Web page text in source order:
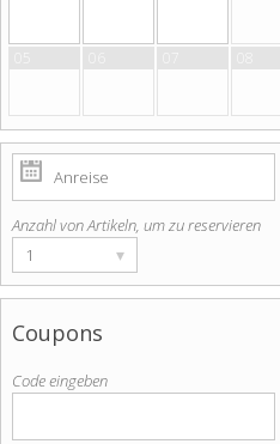
Anzahl von Artikeln, um zu reservieren
1
▾
Coupons
Code eingeben